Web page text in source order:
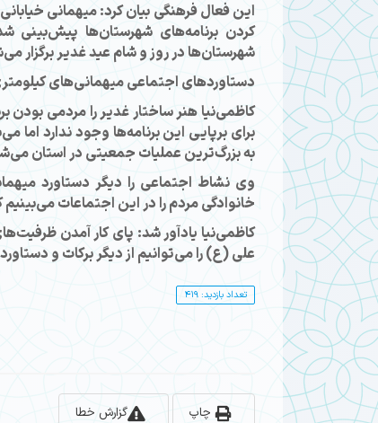
کردن برنامه‌های شهرستان‌ها
شهرستان‌ها در روز و شام عید غدیر برگزار
دستاوردهای اجتماعی میهمانی‌های
کاظمی‌نیا هنر ساختار غدیر را مردمی
برای برپایی این برنامه‌ها وجود ندارد
به بزرگ‌ترین عملیات جمعیتی در استان
وی نشاط اجتماعی را دیگر دستاورد
خانوادگی مردم را در این اجتماعات می‌بینیم
کاظمی‌نیا یادآور شد: پای کار آمدن
علی (ع) را می‌توانیم از دیگر برکات و
تعداد بازدید: 419
گزارش خطا چاپ